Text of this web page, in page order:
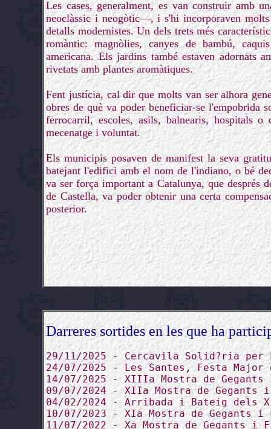
Les cases, generalment, es van construir amb
neoclàssic i neogòtic—, i s'hi incorporaven
detalls modernistes. Un dels trets més
romàntic: magnòlies, canyes de bambú,
americana. Els jardins també estaven adornats
rivetats amb plantes aromàtiques.
Fent justícia, cal dir que molts van ser alhora
obres de què va poder beneficiar-se l'empobrida
ferrocarril, escoles, asils, balnearis, hospitals
mecenatge i voluntat.
Els municipis posaven de manifest la seva
batejant l'edifici amb el nom de l'indiano, o bé
va ser força important a Catalunya, que després
de Castella, va poder obtenir una certa
posterior.
Darreres sortides en les que ha
29/11/2025 - Cercavila Solid?ria per
24/07/2025 - Les Santes, Festa Major
14/07/2025 - XIIIa Mostra de
09/07/2024 - XIIa Mostra de Gegants
04/02/2024 - Arribada i Bateig dels
10/07/2023 - XIa Mostra de Gegants i
11/07/2022 - Xa Mostra de Gegants i